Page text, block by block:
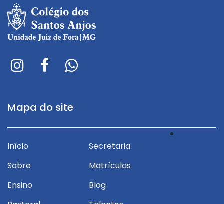
Mapa do site
Início
Sobre
Ensino
Secretaria
Matrículas
Blog